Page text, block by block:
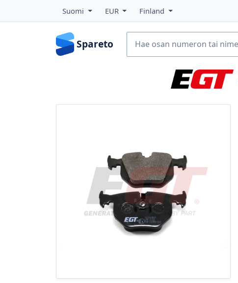
Suomi EUR Finland
Spareto